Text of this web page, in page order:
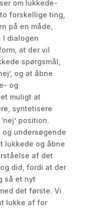
om lukkede-
forskellige ting,
på en måde,
I dialogen
at der vil
spørgsmål,
og at åbne
og
muligt at
syntetisere
position.
undersøgende
lukkede og åbne
af det
did, fordi at der
så et nyt
det første. Vi
lukke af for